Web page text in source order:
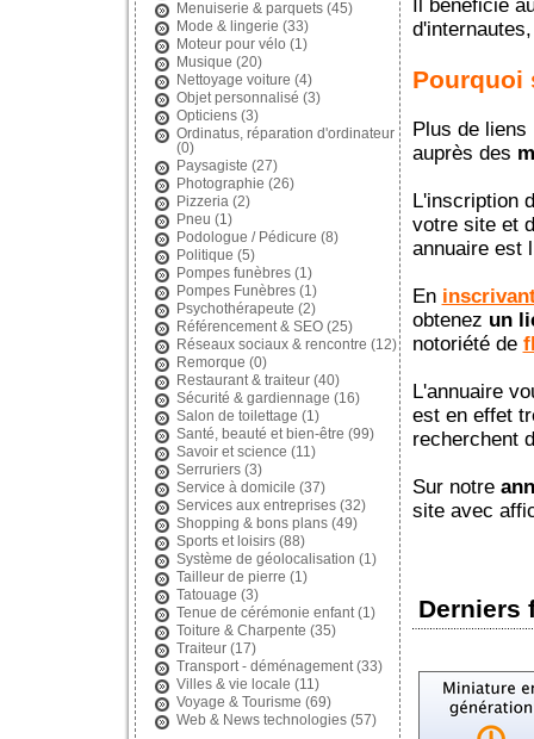
Menuiserie & parquets(45)
Mode & lingerie (33)
Moteur pour vélo (1)
Musique (20)
Nettoyage voiture (4)
Objet personnalisé (3)
Opticiens(3)
Ordinatus, réparation d'ordinateur
(0)
Paysagiste (27)
Photographie (26)
Pizzeria (2)
Pneu (1)
Podologue / Pédicure (8)
Politique (5)
Pompes funèbres(1)
Pompes Funèbres(1)
Psychothérapeute (2)
Référencement & SEO(25)
Réseaux sociaux & rencontre (12)
Remorque (0)
Restaurant & traiteur(40)
Sécurité & gardiennage (16)
Salon de toilettage (1)
Santé, beauté et bien-être (99)
Savoir et science (11)
Serruriers(3)
Service à domicile (37)
Services aux entreprises(32)
Shopping & bons plans(49)
Sports et loisirs(88)
Système de géolocalisation (1)
Tailleur de pierre (1)
Tatouage (3)
Tenue de cérémonie enfant(1)
Toiture & Charpente (35)
Traiteur(17)
Transport - déménagement(33)
Villes & vie locale (11)
Voyage & Tourisme (69)
Web & News technologies(57)
Il bénéficie
Pourquoi
Plus de
auprès des
L'inscription
votre site et
annuaire est
En
obtenez un
notoriété de
L'annuaire
est en effet
recherchent
Sur notre
site avec
Derniers